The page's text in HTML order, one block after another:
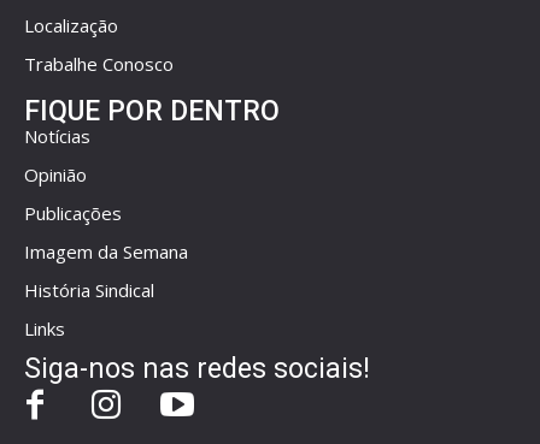
Localização
Trabalhe Conosco
FIQUE POR DENTRO
Notícias
Opinião
Publicações
Imagem da Semana
História Sindical
Links
Siga-nos nas redes sociais!